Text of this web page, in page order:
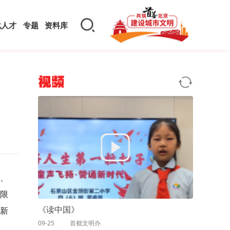
才 专题 资料库
视频
《读中国》
09-25 首都文明办